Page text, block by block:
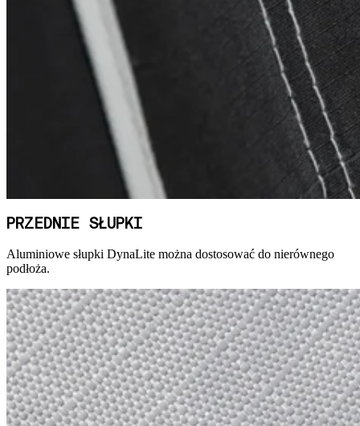
PRZEDNIE SŁUPKI
Aluminiowe słupki DynaLite można dostosować do nierównego
podłoża.